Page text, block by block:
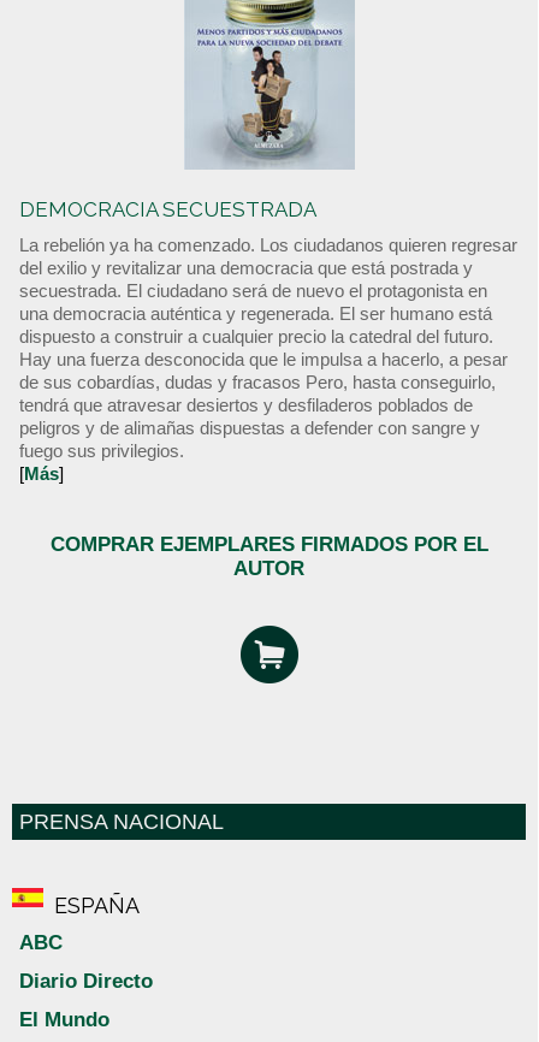
DEMOCRACIA SECUESTRADA
La rebelión ya ha comenzado. Los ciudadanos quieren regresar
del exilio y revitalizar una democracia que está postrada y
secuestrada. El ciudadano será de nuevo el protagonista en
una democracia auténtica y regenerada. El ser humano está
dispuesto a construir a cualquier precio la catedral del futuro.
Hay una fuerza desconocida que le impulsa a hacerlo, a pesar
de sus cobardías, dudas y fracasos Pero, hasta conseguirlo,
tendrá que atravesar desiertos y desfiladeros poblados de
peligros y de alimañas dispuestas a defender con sangre y
fuego sus privilegios.
[Más]
COMPRAR EJEMPLARES FIRMADOS POR EL
AUTOR
PRENSA NACIONAL
ESPAÑA
ABC
Diario Directo
El Mundo